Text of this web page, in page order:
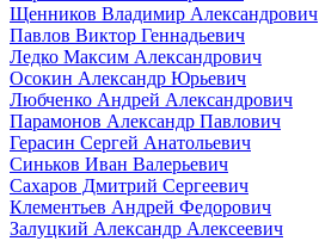
Щенников Владимир Александрович
Павлов Виктор Геннадьевич
Ледко Максим Александрович
Осокин Александр Юрьевич
Любченко Андрей Александрович
Парамонов Александр Павлович
Герасин Сергей Анатольевич
Синьков Иван Валерьевич
Сахаров Дмитрий Сергеевич
Клементьев Андрей Федорович
Залуцкий Александр Алексеевич